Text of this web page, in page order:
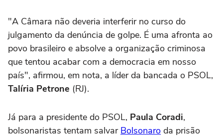
"A Câmara não deveria interferir no curso do
julgamento da denúncia de golpe. É uma afronta ao
povo brasileiro e absolve a organização criminosa
que tentou acabar com a democracia em nosso
país", afirmou, em nota, a líder da bancada o PSOL,
Talíria Petrone (RJ).
Já para a presidente do PSOL, Paula Coradi,
bolsonaristas tentam salvar Bolsonaro da prisão